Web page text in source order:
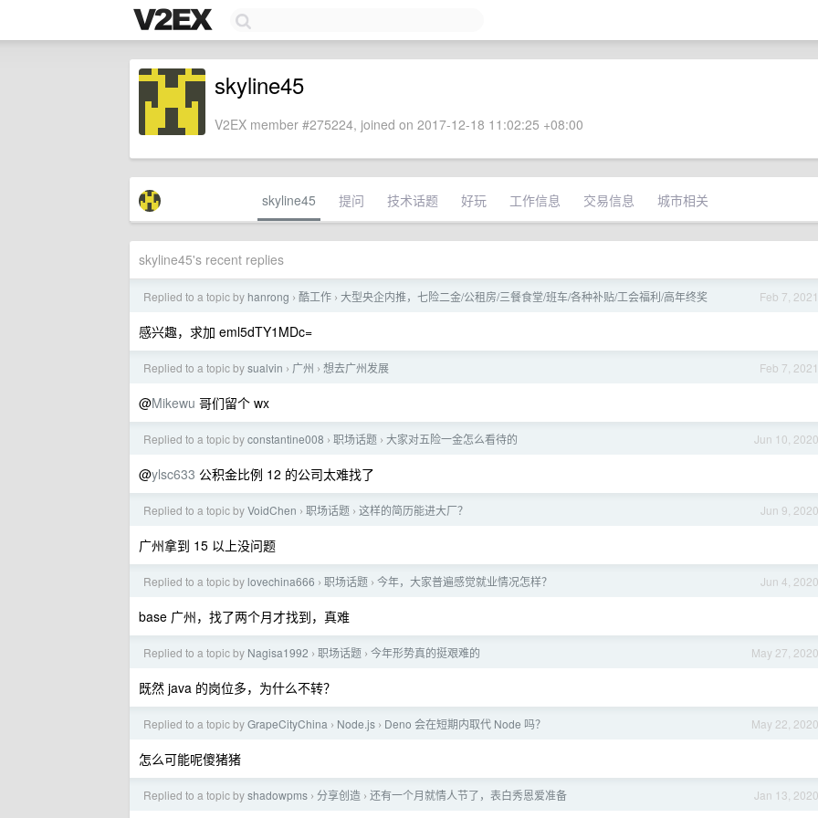
skyline45
V2EX member #275224, joined on 2017-12-18 11:02:25 +08:00
skyline45 提问 技术话题 好玩 工作信息 交易信息 城市相关
skyline45's recent replies
Feb 7, 2021
Replied to a topic by hanrong › 酷工作 › 大型央企内推，七险二金/公租房/三餐食堂/班车/各种补贴/工会福利/高年终奖
感兴趣，求加 eml5dTY1MDc=
Feb 7, 2021
Replied to a topic bysualvin › 广州 › 想去广州发展
@Mikewu 哥们留个 wx
Jun 10, 2020
Replied to a topic byconstantine008 › 职场话题 › 大家对五险一金怎么看待的
@ylsc633 公积金比例 12 的公司太难找了
Jun 9, 2020
Replied to a topic byVoidChen › 职场话题 › 这样的简历能进大厂？
广州拿到 15 以上没问题
Jun 4, 2020
Replied to a topic by lovechina666 › 职场话题 › 今年，大家普遍感觉就业情况怎样？
base 广州，找了两个月才找到，真难
May 27, 2020
Replied to a topic by Nagisa1992 › 职场话题 › 今年形势真的挺艰难的
既然 java 的岗位多，为什么不转？
May 22, 2020
Replied to a topic byGrapeCityChina › Node.js › Deno 会在短期内取代 Node 吗？
怎么可能呢傻猪猪
Jan 13, 2020
Replied to a topic byshadowpms › 分享创造 › 还有一个月就情人节了，表白秀恩爱准备